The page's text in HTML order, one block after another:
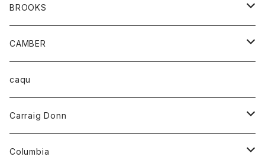
アンダーウェアー
カードホルダー
トップス
カーディガン
ボトム
オーバーオール
ショートパンツ
レディース
オーバーオール
カーディガン
シャツ
BROOKS
グッズ
靴
CAMBER
トップス
ハーフスリーブTシャツ
caqu
Carraig Donn
ニット
Columbia